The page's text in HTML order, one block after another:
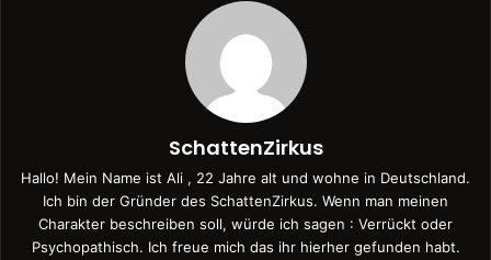
SchattenZirkus
Hallo! Mein Name ist Ali , 22 Jahre alt und wohne in Deutschland.
Ich bin der Gründer des SchattenZirkus. Wenn man meinen
Charakter beschreiben soll, würde ich sagen : Verrückt oder
Psychopathisch. Ich freue mich das ihr hierher gefunden habt.